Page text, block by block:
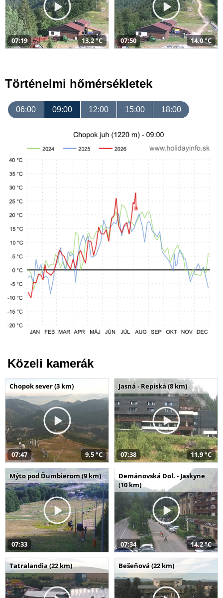
07:19 13,2 °C 07:50 14,0 °C
Történelmi hőmérsékletek
06:00 09:00 12:00 15:00 18:00
Közeli kamerák
Chopok sever (3 km)
07:47 9,5 °C
Jasná - Repiská (8 km)
07:38 11,9 °C
Mýto pod Ďumbierom (9 km)
07:33
Demänovská Dol. - Jaskyne
(10 km)
07:34 14,2 °C
Tatralandia (22 km) Bešeňová (22 km)